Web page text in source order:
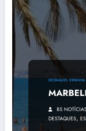
DESTAQUES ESPANHA
BS
DESTAQUES,